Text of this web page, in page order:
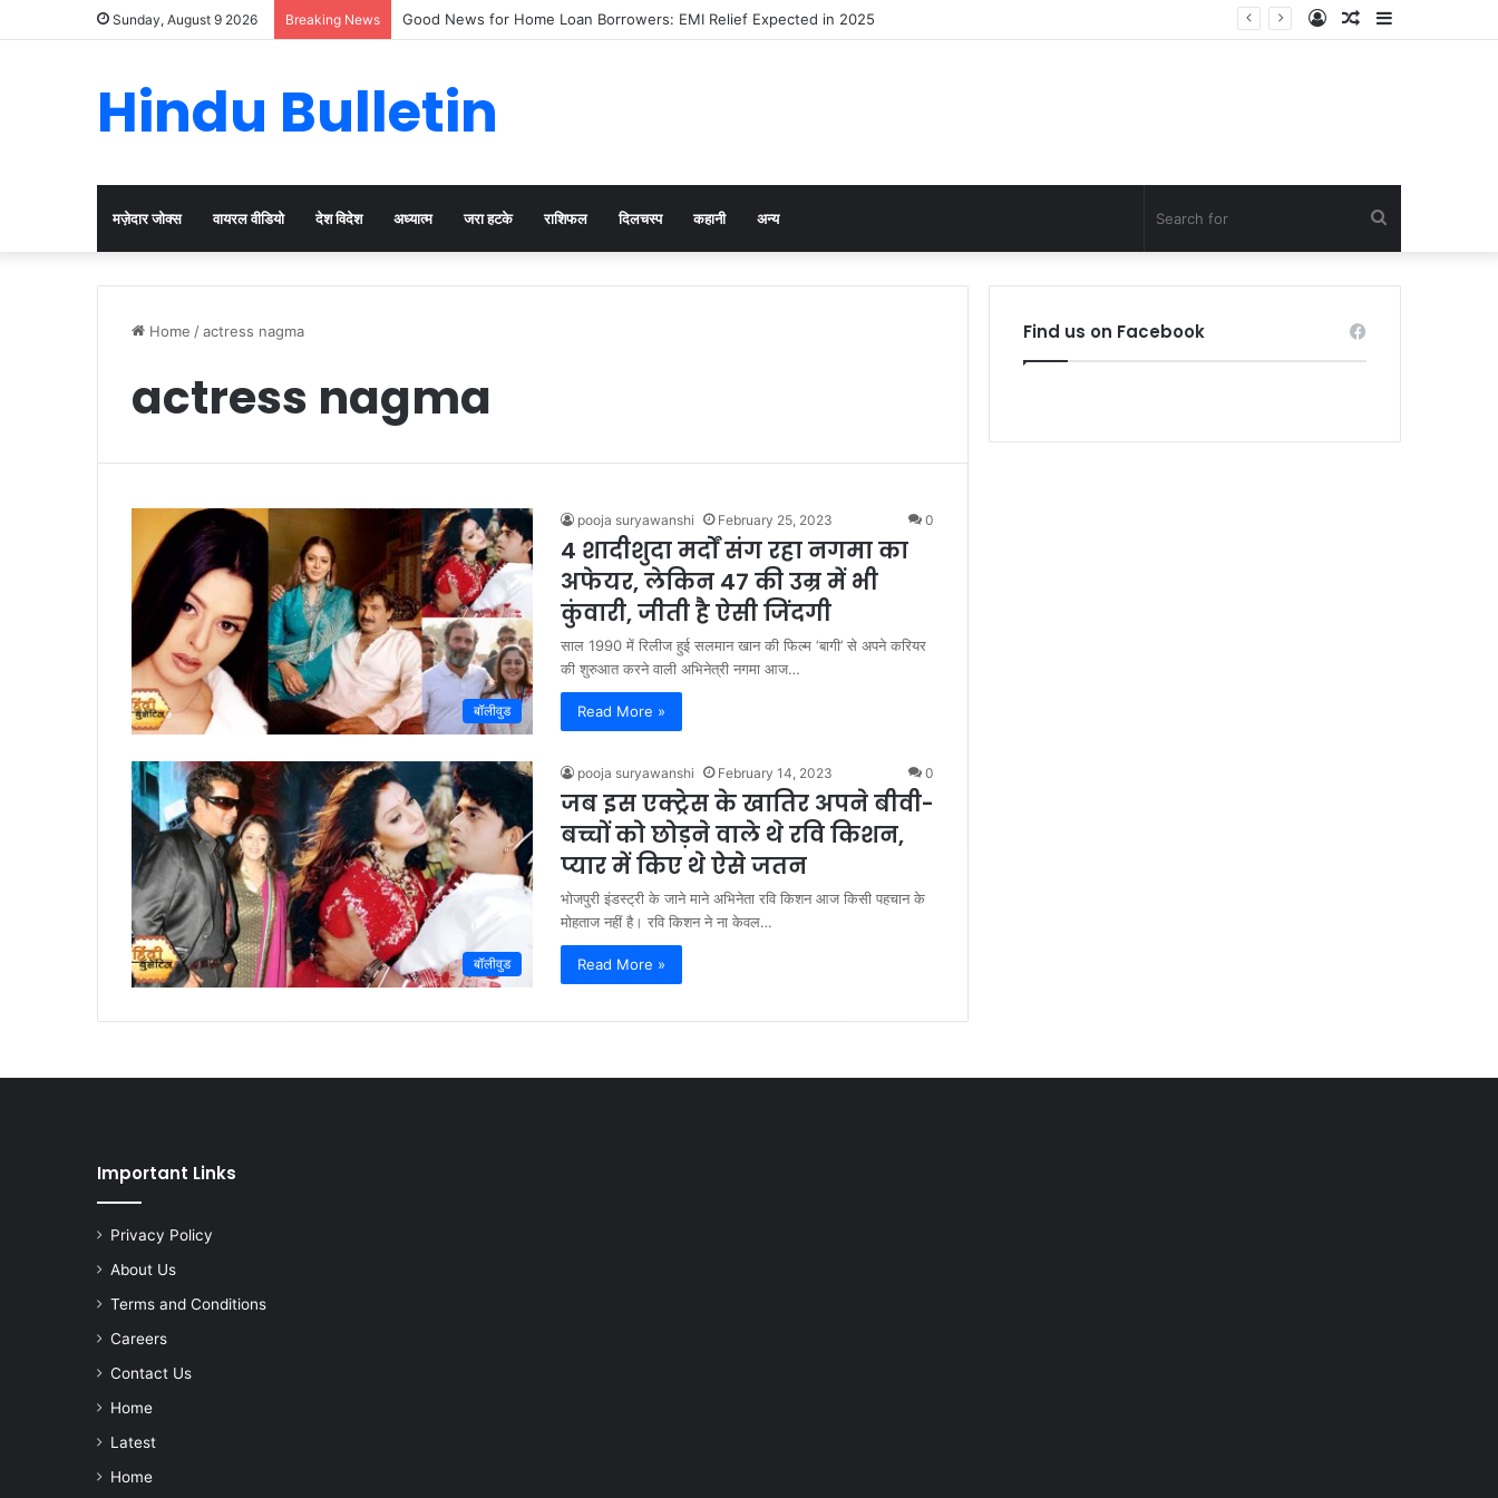
Sunday, August 9 2026 Breaking News Good News for Home Loan Borrowers: EMI Relief Expected in 2025 Sidebar
Random
Log
Hindu Bulletin
मज़ेदार जोक्स वायरल वीडियो देश विदेश अध्यात्म जरा हटके राशिफल दिलचस्प कहानी अन्य
for
Home /actress nagma
actress nagma
बॉलीवुड
pooja suryawanshi February 25, 2023 0
4 शादीशुदा मर्दों संग रहा नगमा का
अफेयर, लेकिन 47 की उम्र में भी
कुंवारी, जीती है ऐसी जिंदगी
साल 1990 में रिलीज हुई सलमान खान की फिल्म ‘बागी’ से अपने करियर
की शुरुआत करने वाली अभिनेत्री नगमा आज…
Read More »
बॉलीवुड
pooja suryawanshi February 14, 2023 0
जब इस एक्ट्रेस के खातिर अपने बीवी-
बच्चों को छोड़ने वाले थे रवि किशन,
प्यार में किए थे ऐसे जतन
भोजपुरी इंडस्ट्री के जाने माने अभिनेता रवि किशन आज किसी पहचान के
मोहताज नहीं है। रवि किशन ने ना केवल…
Read More »
Find us on Facebook
Important Links
Privacy Policy
About Us
Terms and Conditions
Careers
Contact Us
Home
Latest
Home